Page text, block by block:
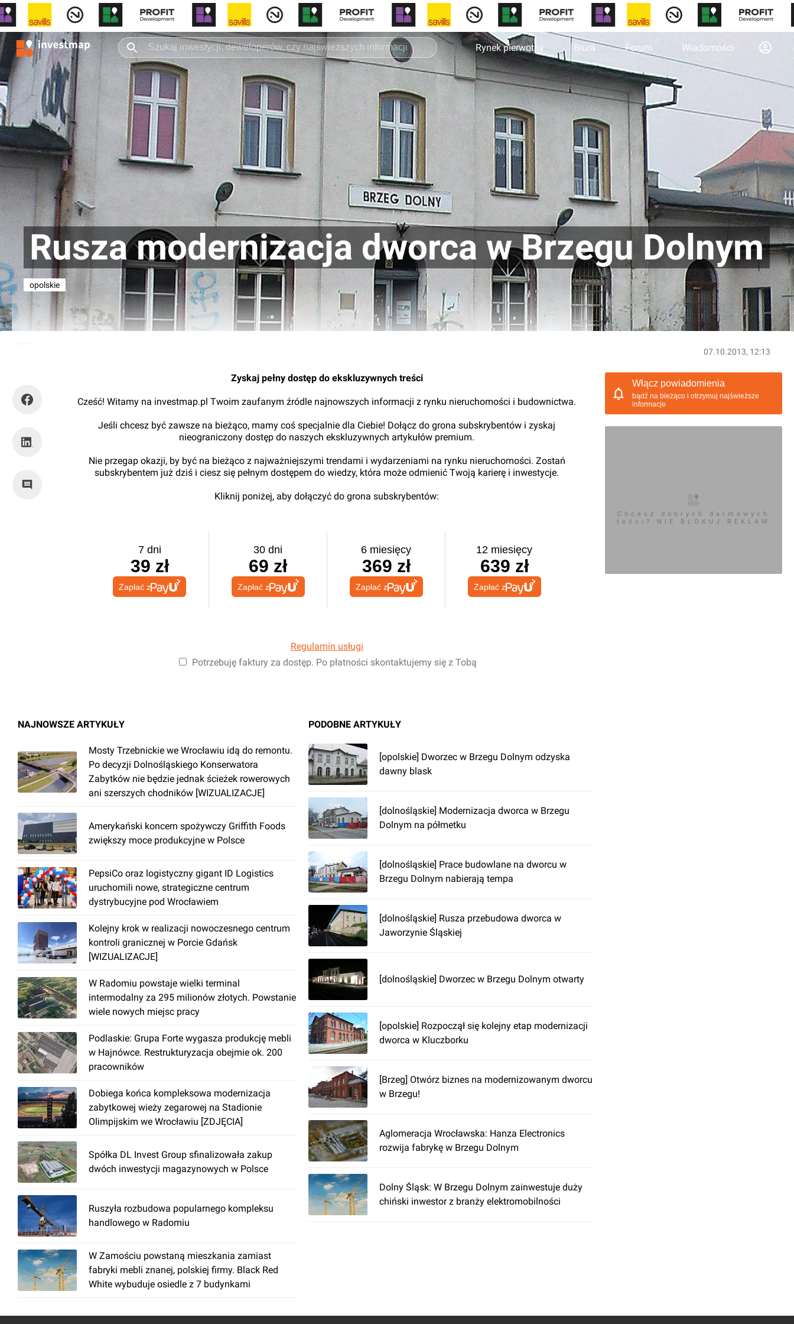
Rynek pierwotny Biura Forum Wiadomości
Rusza modernizacja dworca w Brzegu Dolnym
opolskie
07.10.2013, 12:13
Zyskaj pełny dostęp do ekskluzywnych treści
Cześć! Witamy na investmap.pl Twoim zaufanym źródle najnowszych informacji z rynku nieruchomości i budownictwa.
Jeśli chcesz być zawsze na bieżąco, mamy coś specjalnie dla Ciebie! Dołącz do grona subskrybentów i zyskaj
nieograniczony dostęp do naszych ekskluzywnych artykułów premium.
Nie przegap okazji, by być na bieżąco z najważniejszymi trendami i wydarzeniami na rynku nieruchomości. Zostań
subskrybentem już dziś i ciesz się pełnym dostępem do wiedzy, która może odmienić Twoją karierę i inwestycje.
Kliknij poniżej, aby dołączyć do grona subskrybentów:
7 dni
39 zł
Zapłać z
30 dni
69 zł
Zapłać z
6 miesięcy
369 zł
Zapłać z
12 miesięcy
639 zł
Zapłać z
Regulamin usługi
Potrzebuję faktury za dostęp. Po płatności skontaktujemy się z Tobą
NAJNOWSZE ARTYKUŁY
Mosty Trzebnickie we Wrocławiu idą do remontu.
Po decyzji Dolnośląskiego Konserwatora
Zabytków nie będzie jednak ścieżek rowerowych
ani szerszych chodników [WIZUALIZACJE]
Amerykański koncern spożywczy Griffith Foods
zwiększy moce produkcyjne w Polsce
PepsiCo oraz logistyczny gigant ID Logistics
uruchomili nowe, strategiczne centrum
dystrybucyjne pod Wrocławiem
Kolejny krok w realizacji nowoczesnego centrum
kontroli granicznej w Porcie Gdańsk
[WIZUALIZACJE]
W Radomiu powstaje wielki terminal
intermodalny za 295 milionów złotych. Powstanie
wiele nowych miejsc pracy
Podlaskie: Grupa Forte wygasza produkcję mebli
w Hajnówce. Restrukturyzacja obejmie ok. 200
pracowników
Dobiega końca kompleksowa modernizacja
zabytkowej wieży zegarowej na Stadionie
Olimpijskim we Wrocławiu [ZDJĘCIA]
Spółka DL Invest Group sfinalizowała zakup
dwóch inwestycji magazynowych w Polsce
Ruszyła rozbudowa popularnego kompleksu
handlowego w Radomiu
W Zamościu powstaną mieszkania zamiast
fabryki mebli znanej, polskiej firmy. Black Red
White wybuduje osiedle z 7 budynkami
PODOBNE ARTYKUŁY
[opolskie] Dworzec w Brzegu Dolnym odzyska
dawny blask
[dolnośląskie] Modernizacja dworca w Brzegu
Dolnym na półmetku
[dolnośląskie] Prace budowlane na dworcu w
Brzegu Dolnym nabierają tempa
[dolnośląskie] Rusza przebudowa dworca w
Jaworzynie Śląskiej
[dolnośląskie] Dworzec w Brzegu Dolnym otwarty
[opolskie] Rozpoczął się kolejny etap modernizacji
dworca w Kluczborku
[Brzeg] Otwórz biznes na modernizowanym dworcu
w Brzegu!
Aglomeracja Wrocławska: Hanza Electronics
rozwija fabrykę w Brzegu Dolnym
Dolny Śląsk: W Brzegu Dolnym zainwestuje duży
chiński inwestor z branży elektromobilności
Włącz powiadomienia
bądź na bieżąco i otrzymuj najświeższe
informacje
Chcesz dobrych darmowych
teści? NIE BLOKUJ REKLAM